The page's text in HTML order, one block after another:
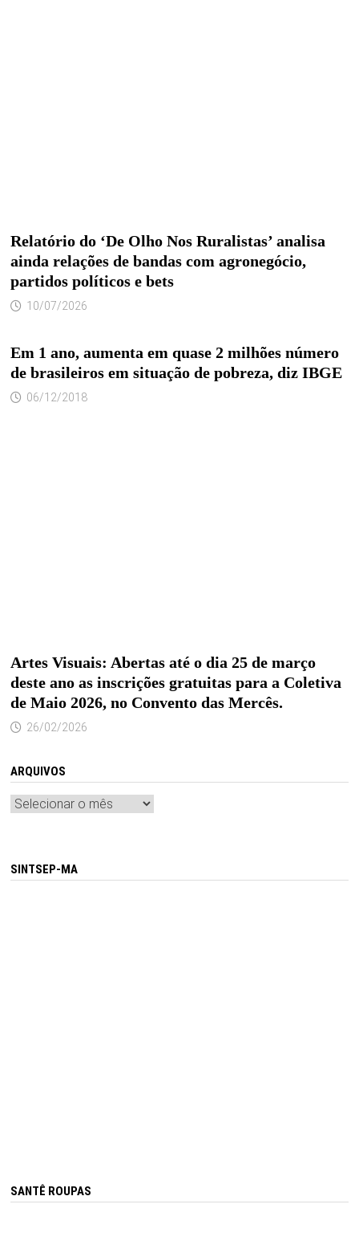
Relatório do ‘De Olho Nos Ruralistas’ analisa
ainda relações de bandas com agronegócio,
partidos políticos e bets
10/07/2026
Em 1 ano, aumenta em quase 2 milhões número
de brasileiros em situação de pobreza, diz IBGE
06/12/2018
Artes Visuais: Abertas até o dia 25 de março
deste ano as inscrições gratuitas para a Coletiva
de Maio 2026, no Convento das Mercês.
26/02/2026
ARQUIVOS
Arquivos
SINTSEP-MA
SANTÊ ROUPAS